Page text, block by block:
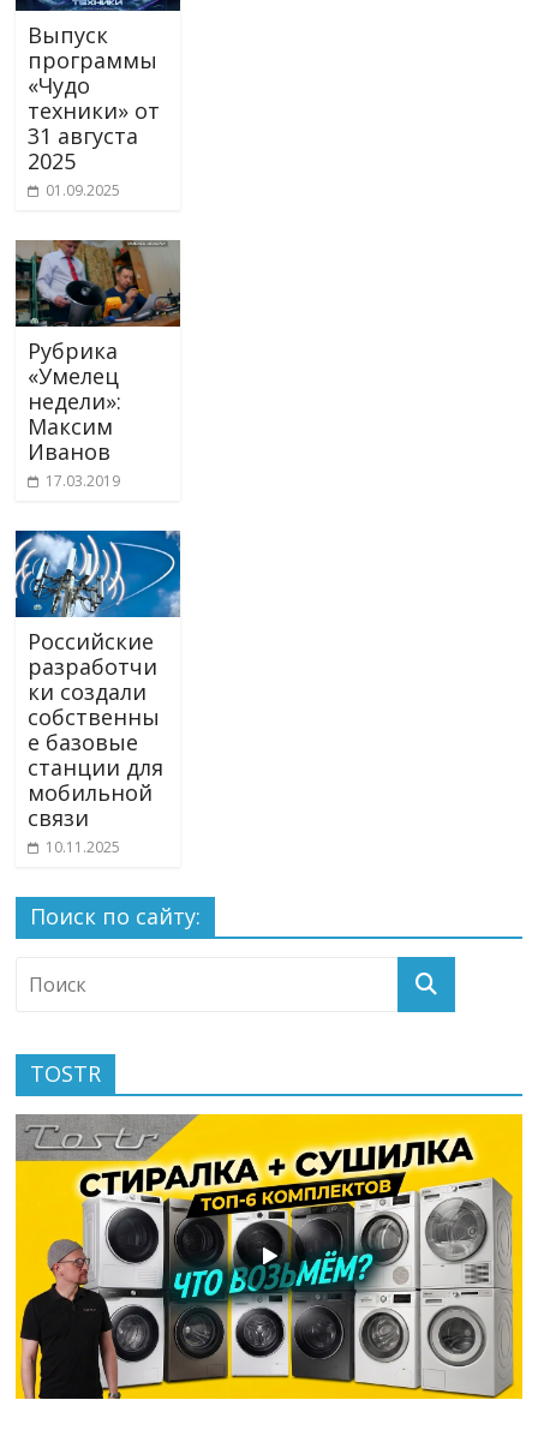
Выпуск
программы
«Чудо
техники» от
31 августа
2025
01.09.2025
Рубрика
«Умелец
недели»:
Максим
Иванов
17.03.2019
Российские
разработчи
ки создали
собственны
е базовые
станции для
мобильной
связи
10.11.2025
Поиск по сайту:
TOSTR